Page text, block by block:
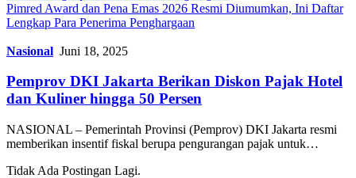
Pimred Award dan Pena Emas 2026 Resmi Diumumkan, Ini Daftar
Lengkap Para Penerima Penghargaan
Nasional Juni 18, 2025
Pemprov DKI Jakarta Berikan Diskon Pajak Hotel
dan Kuliner hingga 50 Persen
NASIONAL – Pemerintah Provinsi (Pemprov) DKI Jakarta resmi
memberikan insentif fiskal berupa pengurangan pajak untuk…
Tidak Ada Postingan Lagi.